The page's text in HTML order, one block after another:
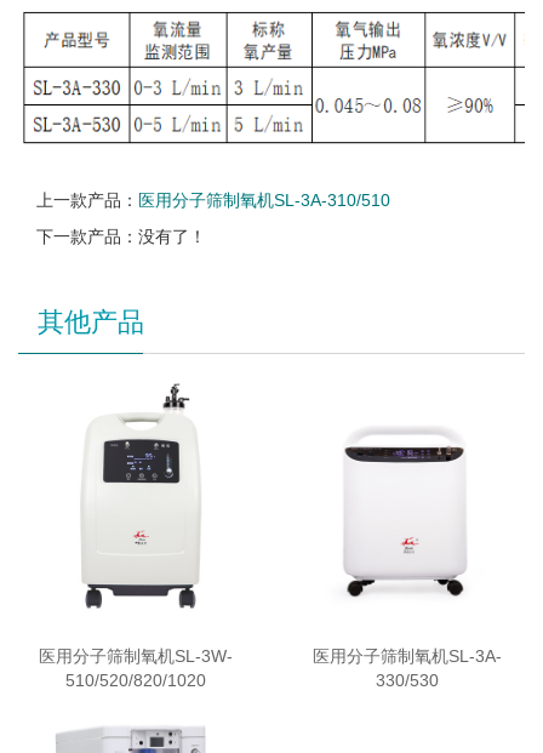
上一款产品： 医用分子筛制氧机SL-3A-310/510
下一款产品：没有了！
其他产品
医用分子筛制氧机SL-3W-
510/520/820/1020
医用分子筛制氧机SL-3A-
330/530